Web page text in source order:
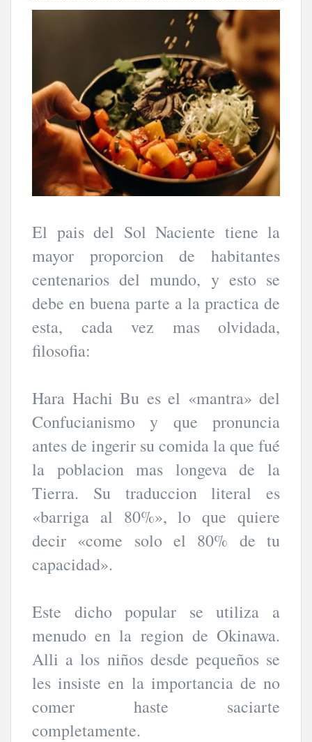
El pais del Sol Naciente tiene la
mayor proporcion de habitantes
centenarios del mundo, y esto se
debe en buena parte a la practica de
esta, cada vez mas olvidada,
filosofia:
Hara Hachi Bu es el «mantra» del
Confucianismo y que pronuncia
antes de ingerir su comida la que fué
la poblacion mas longeva de la
Tierra. Su traduccion literal es
«barriga al 80%», lo que quiere
decir «come solo el 80% de tu
capacidad».
Este dicho popular se utiliza a
menudo en la region de Okinawa.
Alli a los niños desde pequeños se
les insiste en la importancia de no
comer haste saciarte
completamente.